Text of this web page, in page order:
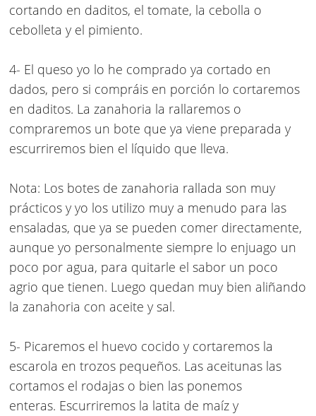
cortando en daditos, el tomate, la cebolla o
cebolleta y el pimiento.
4- El queso yo lo he comprado ya cortado en
dados, pero si compráis en porción lo cortaremos
en daditos. La zanahoria la rallaremos o
compraremos un bote que ya viene preparada y
escurriremos bien el líquido que lleva.
Nota: Los botes de zanahoria rallada son muy
prácticos y yo los utilizo muy a menudo para las
ensaladas, que ya se pueden comer directamente,
aunque yo personalmente siempre lo enjuago un
poco por agua, para quitarle el sabor un poco
agrio que tienen. Luego quedan muy bien aliñando
la zanahoria con aceite y sal.
5- Picaremos el huevo cocido y cortaremos la
escarola en trozos pequeños. Las aceitunas las
cortamos el rodajas o bien las ponemos
enteras. Escurriremos la latita de maíz y